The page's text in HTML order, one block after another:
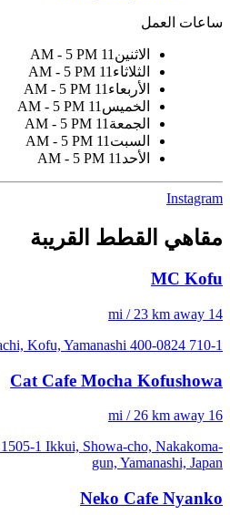
ساعات العمل
الاثنين 11 AM - 5 PM
الثلاثاء 11 AM - 5 PM
الأربعاء 11 AM - 5 PM
الخميس 11 AM - 5 PM
الجمعة 11 AM - 5 PM
السبت 11 AM - 5 PM
الأحد 11 AM - 5 PM
Instagram
مقاهي القطط القريبة
MC Kofu
14 mi / 23 km away
710-1 Yomogisawamachi, Kofu, Yamanashi 400-0824
Cat Cafe Mocha Kofushowa
16 mi / 26 km away
1 Ikkui, Showa-cho, Nakakoma-
gun, Yamanashi, Japan
Neko Cafe Nyanko